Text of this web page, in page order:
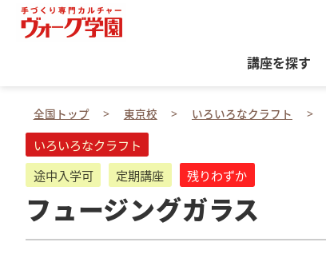
講座を探す
全国トップ 東京校 いろいろなクラフト
いろいろなクラフト
途中入学可
定期講座 残りわずか
フュージングガラス